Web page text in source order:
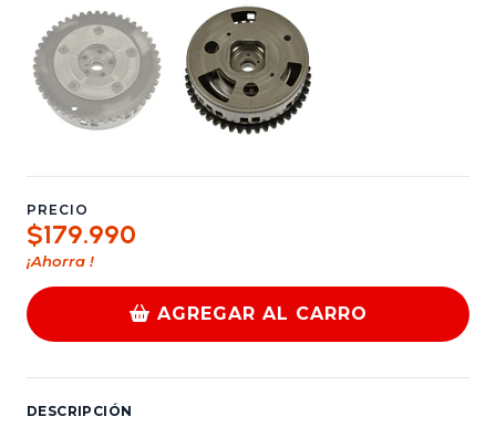
PRECIO
$179.990
¡Ahorra !
AGREGAR AL CARRO
DESCRIPCIÓN